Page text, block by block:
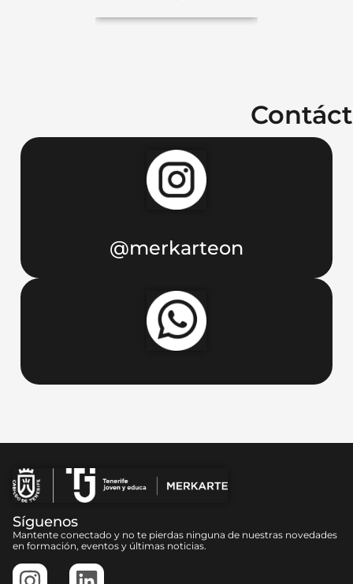
@merkarteon
Síguenos
Mantente conectado y no te pierdas ninguna de nuestras novedades
en formación, eventos y últimas noticias.